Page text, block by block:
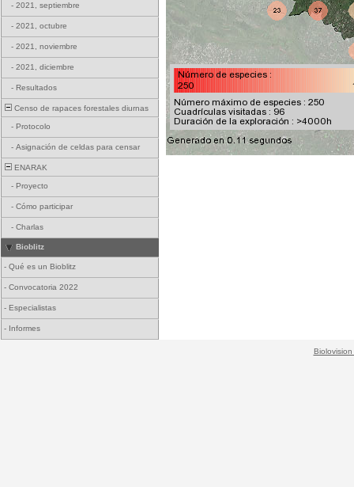
- 2021, septiembre
- 2021, octubre
- 2021, noviembre
- 2021, diciembre
- Resultados
Censo de rapaces forestales diurnas
- Protocolo
- Asignación de celdas para censar
ENARAK
- Proyecto
- Cómo participar
- Charlas
Bioblitz
- Qué es un Bioblitz
- Convocatoria 2022
- Especialistas
- Informes
Biolovision